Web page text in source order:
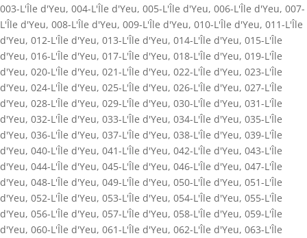
003-L'Île d'Yeu, 004-L'Île d'Yeu, 005-L'Île d'Yeu, 006-L'Île d'Yeu, 007-
L'Île d'Yeu, 008-L'Île d'Yeu, 009-L'Île d'Yeu, 010-L'Île d'Yeu, 011-L'Île
d'Yeu, 012-L'Île d'Yeu, 013-L'Île d'Yeu, 014-L'Île d'Yeu, 015-L'Île
d'Yeu, 016-L'Île d'Yeu, 017-L'Île d'Yeu, 018-L'Île d'Yeu, 019-L'Île
d'Yeu, 020-L'Île d'Yeu, 021-L'Île d'Yeu, 022-L'Île d'Yeu, 023-L'Île
d'Yeu, 024-L'Île d'Yeu, 025-L'Île d'Yeu, 026-L'Île d'Yeu, 027-L'Île
d'Yeu, 028-L'Île d'Yeu, 029-L'Île d'Yeu, 030-L'Île d'Yeu, 031-L'Île
d'Yeu, 032-L'Île d'Yeu, 033-L'Île d'Yeu, 034-L'Île d'Yeu, 035-L'Île
d'Yeu, 036-L'Île d'Yeu, 037-L'Île d'Yeu, 038-L'Île d'Yeu, 039-L'Île
d'Yeu, 040-L'Île d'Yeu, 041-L'Île d'Yeu, 042-L'Île d'Yeu, 043-L'Île
d'Yeu, 044-L'Île d'Yeu, 045-L'Île d'Yeu, 046-L'Île d'Yeu, 047-L'Île
d'Yeu, 048-L'Île d'Yeu, 049-L'Île d'Yeu, 050-L'Île d'Yeu, 051-L'Île
d'Yeu, 052-L'Île d'Yeu, 053-L'Île d'Yeu, 054-L'Île d'Yeu, 055-L'Île
d'Yeu, 056-L'Île d'Yeu, 057-L'Île d'Yeu, 058-L'Île d'Yeu, 059-L'Île
d'Yeu, 060-L'Île d'Yeu, 061-L'Île d'Yeu, 062-L'Île d'Yeu, 063-L'Île